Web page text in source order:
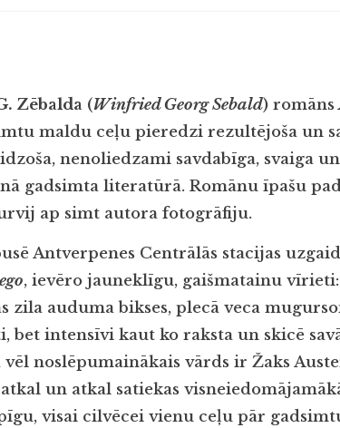
Zēbalda (Winfried Georg Sebald) romāns
maldu ceļu pieredzi rezultējoša un
nenoliedzami savdabīga, svaiga
gadsimta literatūrā. Romānu īpašu
ap simt autora fotogrāfiju.
Antverpenes Centrālās stacijas
, ievēro jauneklīgu, gaišmatainu
zila auduma bikses, plecā veca
bet intensīvi kaut ko raksta un skicē
noslēpumainākais vārds ir Žaks
un atkal satiekas
visai cilvēcei vienu ceļu pār